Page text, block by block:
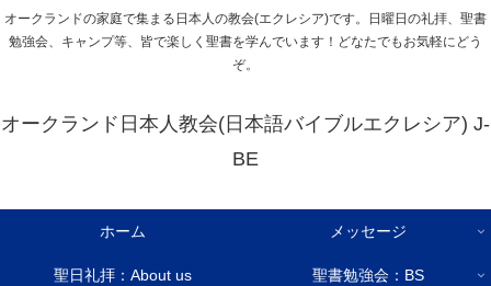
オークランドの家庭で集まる日本人の教会(エクレシア)です。日曜日の礼拝、聖書
勉強会、キャンプ等、皆で楽しく聖書を学んでいます！どなたでもお気軽にどう
ぞ。
オークランド日本人教会(日本語バイブルエクレシア) J-
BE
ホーム メッセージ
聖日礼拝：About us 聖書勉強会：BS